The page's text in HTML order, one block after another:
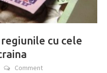
cu cele
Comment